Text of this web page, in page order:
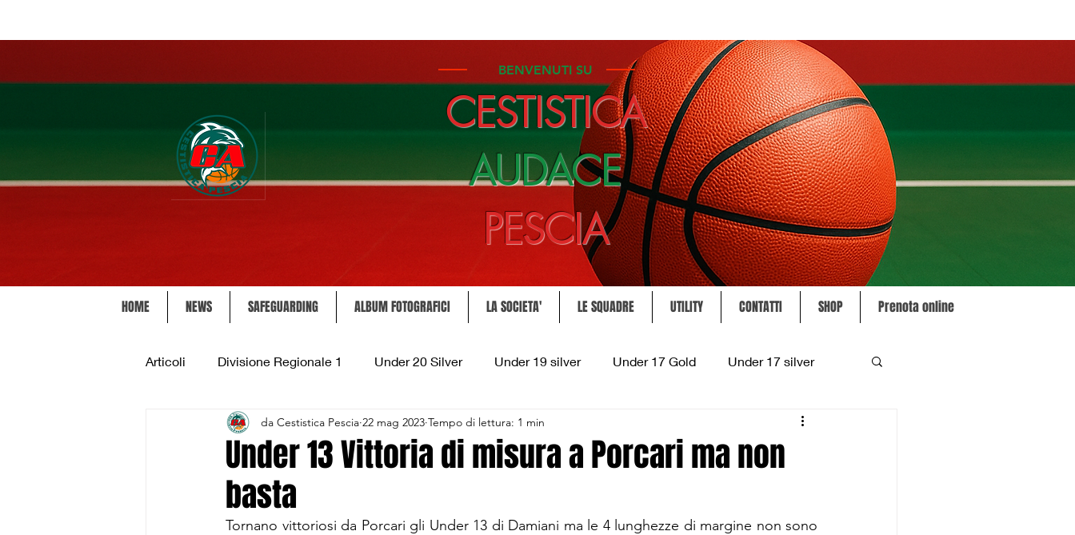
BENVENUTI SU
CESTISTICA
AUDACE
PESCIA
HOME NEWS SAFEGUARDING ALBUM FOTOGRAFICI LA SOCIETA' LE SQUADRE UTILITY CONTATTI SHOP Prenota online
Articoli Divisione Regionale 1 Under 20 Silver Under 19 silver Under 17 Gold Under 17 silver
Under 15 Silver Under 14 Silver Under 13 Silver Esordienti
CSI Juniores CSI Under 13
Under 13 Vittoria di misura a Porcari ma non
basta
da Cestistica Pescia 22 mag 2023 Tempo di lettura: 1 min
Tornano vittoriosi da Porcari gli Under 13 di Damiani ma le 4 lunghezze di margine non sono